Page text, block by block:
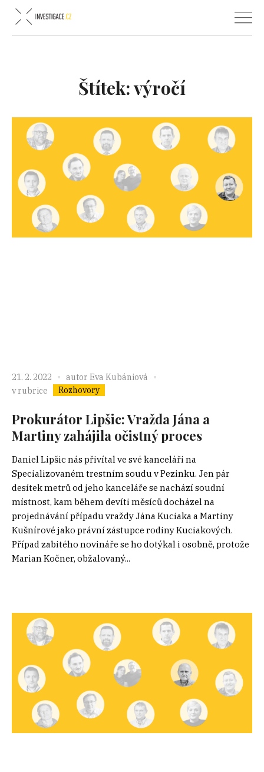
Štítek:výročí
21. 2. 2022 autor Eva Kubániová
v rubrice
Rozhovory
Prokurátor Lipšic: Vražda Jána a
Martiny zahájila očistný proces
Daniel Lipšic nás přivítal ve své kanceláři na
Specializovaném trestním soudu v Pezinku. Jen pár
desítek metrů od jeho kanceláře se nachází soudní
místnost, kam během devíti měsíců docházel na
projednávání případu vraždy Jána Kuciaka a Martiny
Kušnírové jako právní zástupce rodiny Kuciakových.
Případ zabitého novináře se ho dotýkal i osobně, protože
Marian Kočner, obžalovaný...